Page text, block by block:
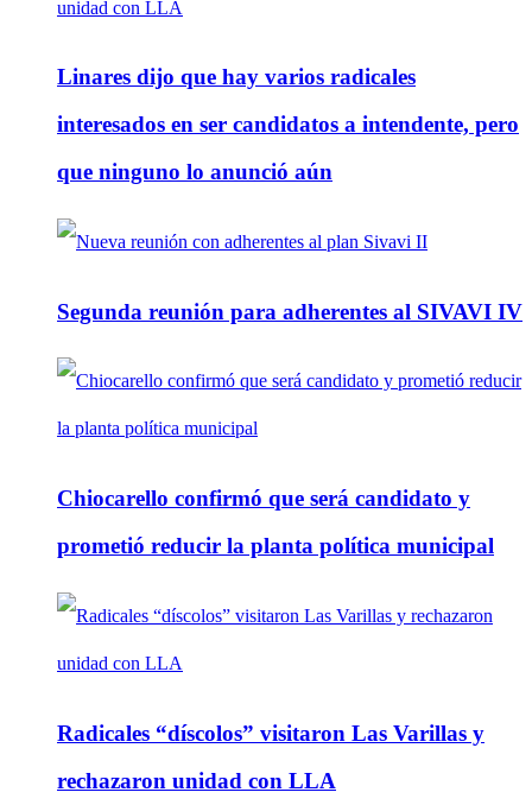
Linares dijo que hay varios radicales
interesados en ser candidatos a intendente, pero
que ninguno lo anunció aún
Segunda reunión para adherentes al SIVAVI IV
Chiocarello confirmó que será candidato y
prometió reducir la planta política municipal
Radicales “díscolos” visitaron Las Varillas y
rechazaron unidad con LLA